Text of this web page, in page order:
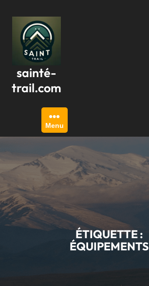
contenu
sainté-
trail.com
Menu
ÉTIQUETTE :
ÉQUIPEMENTS